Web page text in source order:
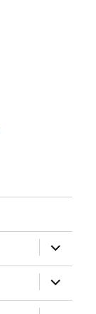
anzeigen
anzeigen